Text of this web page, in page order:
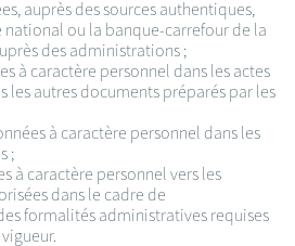
auprès des sources authentiques,
national ou la banque-carrefour de la
des administrations ;
à caractère personnel dans les actes
les autres documents préparés par les
à caractère personnel dans les
;
à caractère personnel vers les
dans le cadre de
formalités administratives requises